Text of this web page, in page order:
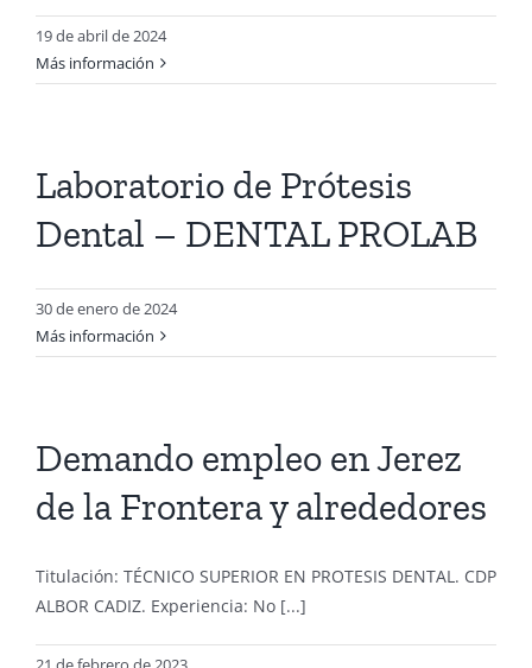
19 de abril de 2024
Más información
Laboratorio de Prótesis
Dental – DENTAL PROLAB
30 de enero de 2024
Más información
Demando empleo en Jerez
de la Frontera y alrededores
Titulación: TÉCNICO SUPERIOR EN PROTESIS DENTAL. CDP
ALBOR CADIZ. Experiencia: No [...]